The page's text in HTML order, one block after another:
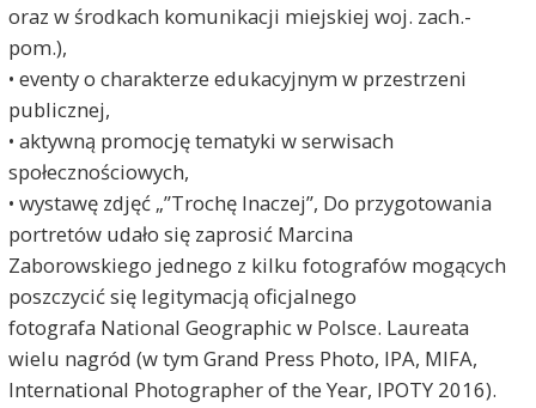
oraz w środkach komunikacji miejskiej woj. zach.-
pom.),
• eventy o charakterze edukacyjnym w przestrzeni
publicznej,
• aktywną promocję tematyki w serwisach
społecznościowych,
• wystawę zdjęć „”Trochę Inaczej”, Do przygotowania
portretów udało się zaprosić Marcina
Zaborowskiego jednego z kilku fotografów mogących
poszczycić się legitymacją oficjalnego
fotografa National Geographic w Polsce. Laureata
wielu nagród (w tym Grand Press Photo, IPA, MIFA,
International Photographer of the Year, IPOTY 2016).